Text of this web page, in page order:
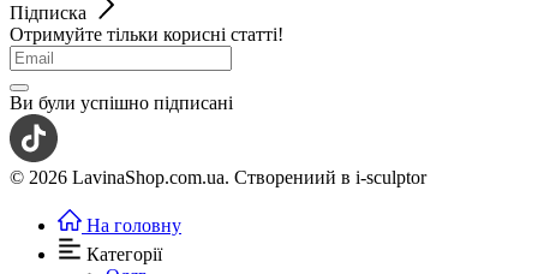
Підписка
Отримуйте тільки корисні статті!
Ви були успішно підписані
© 2026 LavinaShop.com.ua. Створениий в i-sculptor
На головну
Категорії